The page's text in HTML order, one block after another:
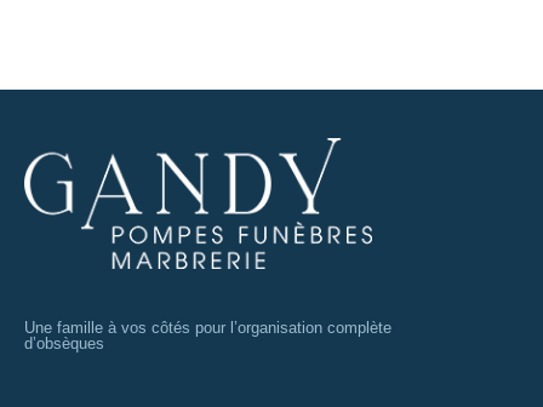
Une famille à vos côtés pour l’organisation complète
d’obsèques